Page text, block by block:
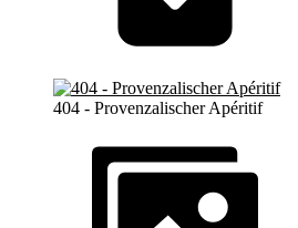
404 - Provenzalischer Apéritif